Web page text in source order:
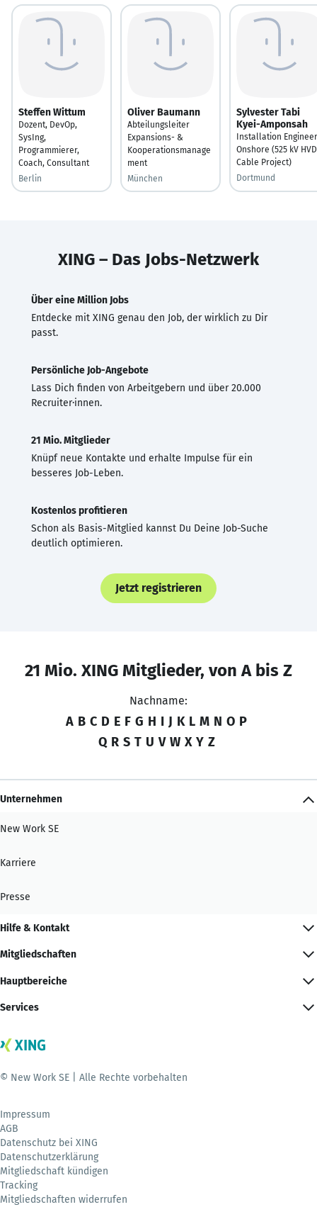
Steffen Wittum
Dozent, DevOp,
SysIng,
Programmierer,
Coach, Consultant
Berlin
Oliver Baumann
Abteilungsleiter
Expansions- &
Kooperationsmanage
ment
München
Sylvester Tabi
Kyei-Amponsah
Installation Engineer
Onshore (525 kV
Cable Project)
Dortmund
XING – Das Jobs-Netzwerk
Über eine Million Jobs
Entdecke mit XING genau den Job, der wirklich zu Dir
passt.
Persönliche Job-Angebote
Lass Dich finden von Arbeitgebern und über 20.000
Recruiter·innen.
21 Mio. Mitglieder
Knüpf neue Kontakte und erhalte Impulse für ein
besseres Job-Leben.
Kostenlos profitieren
Schon als Basis-Mitglied kannst Du Deine Job-Suche
deutlich optimieren.
Jetzt registrieren
21 Mio. XING Mitglieder, von A bis Z
Nachname:
A B C D E F G H I J K L M N O P
Q R S T U V W X Y Z
Unternehmen
New Work SE
Karriere
Presse
Hilfe & Kontakt
Mitgliedschaften
Hauptbereiche
Services
© New Work SE | Alle Rechte vorbehalten
Impressum
AGB
Datenschutz bei XING
Datenschutzerklärung
Mitgliedschaft kündigen
Tracking
Mitgliedschaften widerrufen